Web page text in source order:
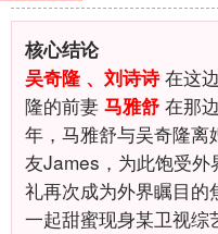
核心结论
吴奇隆 、刘诗诗在这
隆的前妻 马雅舒 在那
年，马雅舒与吴奇隆离
友James，为此饱受
礼再次成为外界瞩目
一起甜蜜现身某卫视综